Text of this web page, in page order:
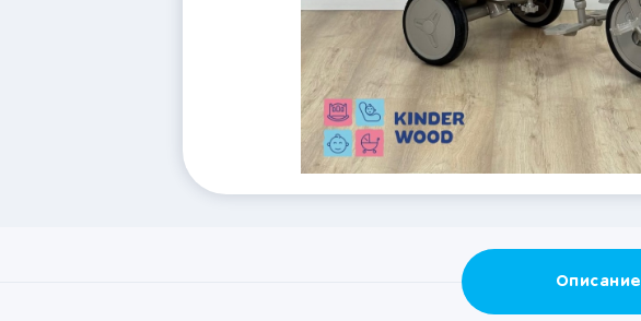
Описание